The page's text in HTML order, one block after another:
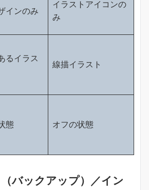
インのみ
イラストアイコンの
み
るイラス
線描イラスト
態 オフの状態
バックアップ）／イン